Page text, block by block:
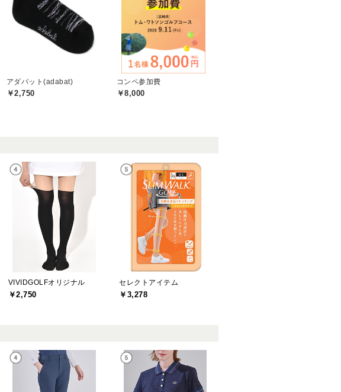
アダバット(adabat)
￥2,750
コンペ参加費
￥8,000
VIVIDGOLFオリジナル
￥2,750
セレクトアイテム
￥3,278